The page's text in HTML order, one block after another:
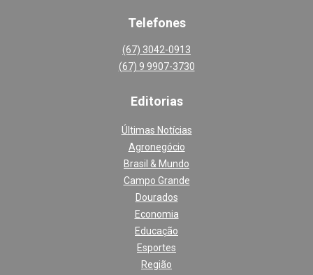
Telefones
(67) 3042-0913
(67) 9 9907-3730
Editorias
Últimas Notícias
Agronegócio
Brasil & Mundo
Campo Grande
Dourados
Economia
Educação
Esportes
Região